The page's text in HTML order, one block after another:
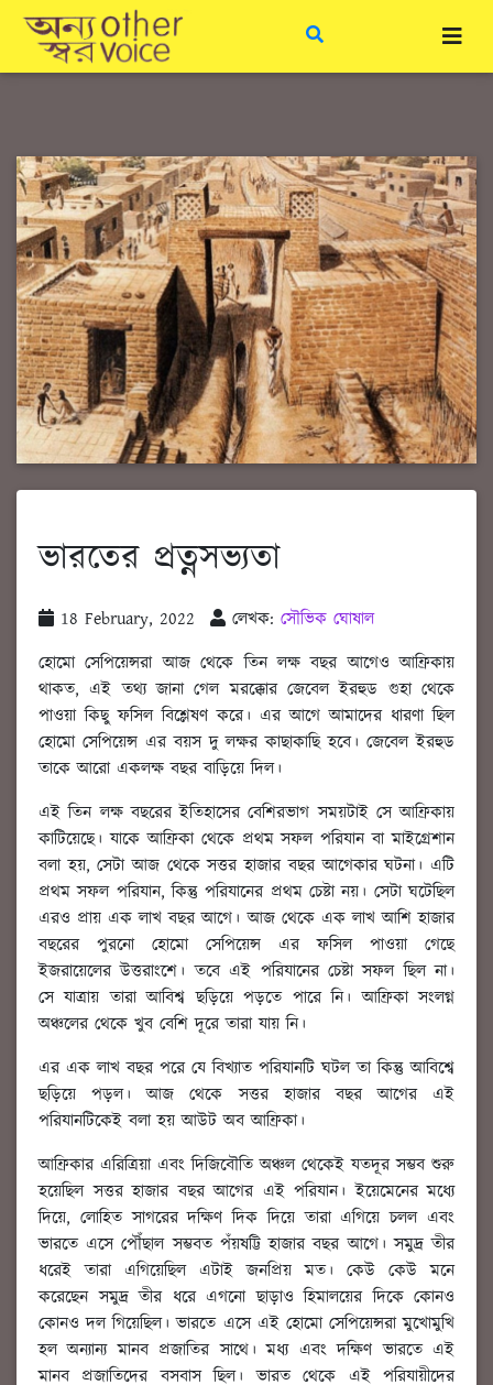
ভারতের প্রত্নসভ্যতা
18 February, 2022 লেখক: সৌভিক ঘোষাল
হোমো সেপিয়েন্সরা আজ থেকে তিন লক্ষ বছর আগেও আফ্রিকায়
থাকত, এই তথ্য জানা গেল মরক্কোর জেবেল ইরহুড গুহা থেকে
পাওয়া কিছু ফসিল বিশ্লেষণ করে। এর আগে আমাদের ধারণা ছিল
হোমো সেপিয়েন্স এর বয়স দু লক্ষর কাছাকাছি হবে। জেবেল ইরহুড
তাকে আরো একলক্ষ বছর বাড়িয়ে দিল।
এই তিন লক্ষ বছরের ইতিহাসের বেশিরভাগ সময়টাই সে আফ্রিকায়
কাটিয়েছে। যাকে আফ্রিকা থেকে প্রথম সফল পরিযান বা মাইগ্রেশান
বলা হয়, সেটা আজ থেকে সত্তর হাজার বছর আগেকার ঘটনা। এটি
প্রথম সফল পরিযান, কিন্তু পরিযানের প্রথম চেষ্টা নয়। সেটা ঘটেছিল
এরও প্রায় এক লাখ বছর আগে। আজ থেকে এক লাখ আশি হাজার
বছরের পুরনো হোমো সেপিয়েন্স এর ফসিল পাওয়া গেছে
ইজরায়েলের উত্তরাংশে। তবে এই পরিযানের চেষ্টা সফল ছিল না।
সে যাত্রায় তারা আবিশ্ব ছড়িয়ে পড়তে পারে নি। আফ্রিকা সংলগ্ন
অঞ্চলের থেকে খুব বেশি দূরে তারা যায় নি।
এর এক লাখ বছর পরে যে বিখ্যাত পরিযানটি ঘটল তা কিন্তু আবিশ্বে
ছড়িয়ে পড়ল। আজ থেকে সত্তর হাজার বছর আগের এই
পরিযানটিকেই বলা হয় আউট অব আফ্রিকা।
আফ্রিকার এরিত্রিয়া এবং দিজিবৌতি অঞ্চল থেকেই যতদূর সম্ভব শুরু
হয়েছিল সত্তর হাজার বছর আগের এই পরিযান। ইয়েমেনের মধ্যে
দিয়ে, লোহিত সাগরের দক্ষিণ দিক দিয়ে তারা এগিয়ে চলল এবং
ভারতে এসে পৌঁছাল সম্ভবত পঁয়ষট্টি হাজার বছর আগে। সমুদ্র তীর
ধরেই তারা এগিয়েছিল এটাই জনপ্রিয় মত। কেউ কেউ মনে
করেছেন সমুদ্র তীর ধরে এগনো ছাড়াও হিমালয়ের দিকে কোনও
কোনও দল গিয়েছিল। ভারতে এসে এই হোমো সেপিয়েন্সরা মুখোমুখি
হল অন্যান্য মানব প্রজাতির সাথে। মধ্য এবং দক্ষিণ ভারতে এই
মানব প্রজাতিদের বসবাস ছিল। ভারত থেকে এই পরিযায়ীদের